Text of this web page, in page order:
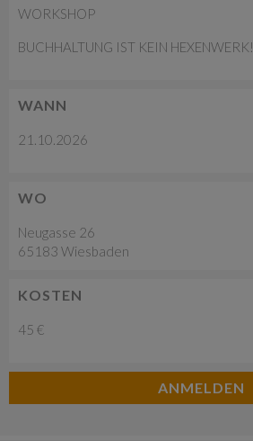
WORKSHOP
BUCHHALTUNG IST KEIN HEXENWERK!
WANN
21.10.2026
WO
Neugasse 26
65183 Wiesbaden
KOSTEN
45 €
ANMELDEN